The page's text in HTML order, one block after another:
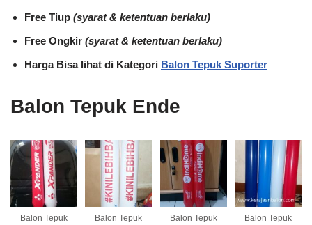
Free Tiup (syarat & ketentuan berlaku)
Free Ongkir (syarat & ketentuan berlaku)
Harga Bisa lihat di Kategori Balon Tepuk Suporter
Balon Tepuk Ende
Balon Tepuk
Balon Tepuk
Balon Tepuk
Balon Tepuk